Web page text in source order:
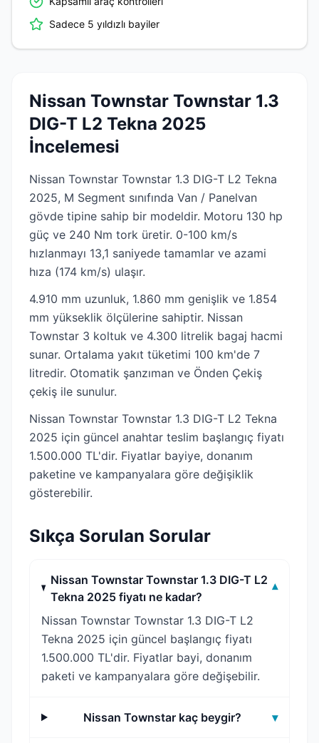
Sadece 5 yıldızlı bayiler
Nissan Townstar Townstar 1.3
DIG-T L2 Tekna 2025
İncelemesi
Nissan Townstar Townstar 1.3 DIG-T L2 Tekna
2025, M Segment sınıfında Van / Panelvan
gövde tipine sahip bir modeldir. Motoru 130 hp
güç ve 240 Nm tork üretir. 0-100 km/s
hızlanmayı 13,1 saniyede tamamlar ve azami
hıza (174 km/s) ulaşır.
4.910 mm uzunluk, 1.860 mm genişlik ve 1.854
mm yükseklik ölçülerine sahiptir. Nissan
Townstar 3 koltuk ve 4.300 litrelik bagaj hacmi
sunar. Ortalama yakıt tüketimi 100 km'de 7
litredir. Otomatik şanzıman ve Önden Çekiş
çekiş ile sunulur.
Nissan Townstar Townstar 1.3 DIG-T L2 Tekna
2025 için güncel anahtar teslim başlangıç fiyatı
1.500.000 TL'dir. Fiyatlar bayiye, donanım
paketine ve kampanyalara göre değişiklik
gösterebilir.
Sıkça Sorulan Sorular
Nissan Townstar Townstar 1.3 DIG-T L2
Tekna 2025 fiyatı ne kadar?
▾
Nissan Townstar Townstar 1.3 DIG-T L2
Tekna 2025 için güncel başlangıç fiyatı
1.500.000 TL'dir. Fiyatlar bayi, donanım
paketi ve kampanyalara göre değişebilir.
Nissan Townstar kaç beygir? ▾